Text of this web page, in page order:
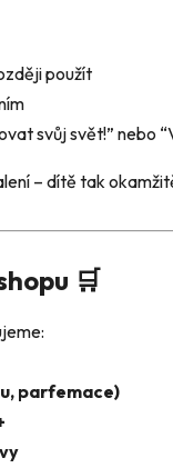
použít
svůj svět!” nebo
– dítě tak
🛒
parfemace)